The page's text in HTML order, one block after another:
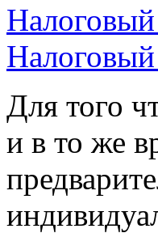
Для того
и в то же